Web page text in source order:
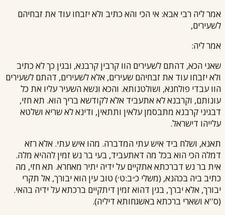
אמר ליה רבי אבא: אי הכי והא כתיב ולא יזבחו עוד את זבחיהם
לשעירים,
אמר ליה:
שאני הכא, דהתם לשעירים הוו קרבין קרבנא, ובגין כך לא כתיב
ולא יזבחו עוד את זבחיהם שעירים, אלא לשעירים, דהתם לשעירים
הוו עבדי פולחנא, ושולטנותא. והכא ונשא השעיר עליו את כל
עונותם, וקרבנא לא אתעביד אלא לקודשא בריך הוא. תא חזי,
דבגיני קרבנא מתבסמן עלאין ותתאין, ודינא לא שריא ושלטא
עלייהו דישראל.
תאנא, ושלח ביד איש עתי המדברה. מהו איש עתי. אלא רזא
דמלה הכי הוא בכל מה דאתעביד, בעי בר נש זמין לההיא מלה.
אית בר נש דברכתא אתקיים על ידיה יתיר מאחרא. תא חזי, מה
כתיב ביה בכהנא, (משלי כ״ב:ט׳) טוב עין הוא יבורך, אל תקרי
יבורך, אלא יברך, בגין דהוא זמין דיתקיים ברכתא על ידיה בהאי.
(ס''א ושארי ברכתא באשגחותא דיליה).